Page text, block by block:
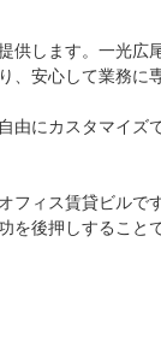
供します。一光広
安心して業務に
由にカスタマイズ
フィス賃貸ビルで
後押しすること